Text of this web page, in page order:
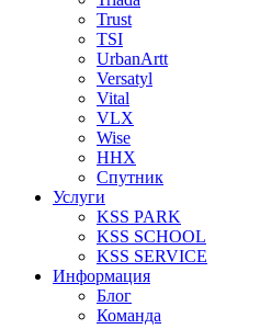
Trust
TSI
UrbanArtt
Versatyl
Vital
VLX
Wise
ННХ
Спутник
Услуги
KSS PARK
KSS SCHOOL
KSS SERVICE
Информация
Блог
Команда